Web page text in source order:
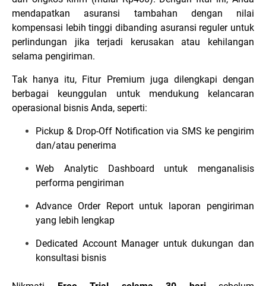
mendapatkan asuransi tambahan dengan nilai
kompensasi lebih tinggi dibanding asuransi reguler untuk
perlindungan jika terjadi kerusakan atau kehilangan
selama pengiriman.
Tak hanya itu, Fitur Premium juga dilengkapi dengan
berbagai keunggulan untuk mendukung kelancaran
operasional bisnis Anda, seperti:
Pickup & Drop-Off Notification via SMS ke pengirim
dan/atau penerima
Web Analytic Dashboard untuk menganalisis
performa pengiriman
Advance Order Report untuk laporan pengiriman
yang lebih lengkap
Dedicated Account Manager untuk dukungan dan
konsultasi bisnis